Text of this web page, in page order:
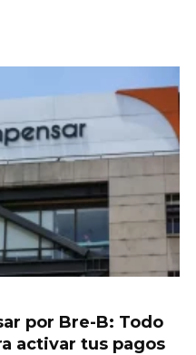
por Bre-B: Todo
activar tus pagos